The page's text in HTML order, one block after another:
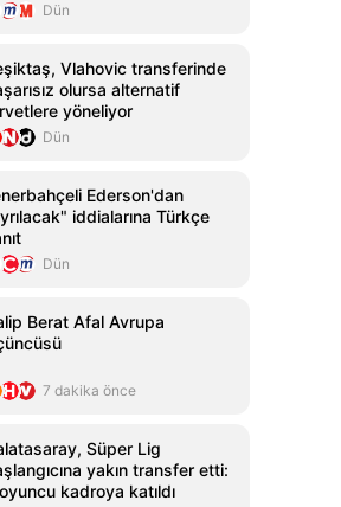
Dün
Vlahovic transferinde
olursa alternatif
yöneliyor
Dün
Ederson'dan
iddialarına Türkçe
Dün
Berat Afal Avrupa
7 dakika önce
Süper Lig
yakın transfer etti:
kadroya katıldı